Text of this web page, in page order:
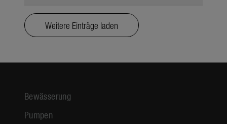
Weitere Einträge laden
Bewässerung
Pumpen